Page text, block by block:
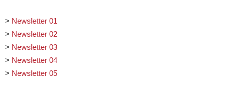
> Newsletter 01
> Newsletter 02
> Newsletter 03
> Newsletter 04
> Newsletter 05